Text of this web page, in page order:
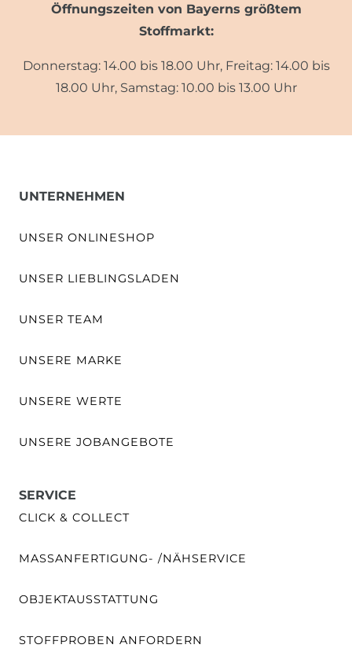
Öffnungszeiten von Bayerns größtem
Stoffmarkt:
Donnerstag: 14.00 bis 18.00 Uhr, Freitag: 14.00 bis
18.00 Uhr, Samstag: 10.00 bis 13.00 Uhr
UNTERNEHMEN
UNSER ONLINESHOP
UNSER LIEBLINGSLADEN
UNSER TEAM
UNSERE MARKE
UNSERE WERTE
UNSERE JOBANGEBOTE
SERVICE
CLICK & COLLECT
MASSANFERTIGUNG- /NÄHSERVICE
OBJEKTAUSSTATTUNG
STOFFPROBEN ANFORDERN